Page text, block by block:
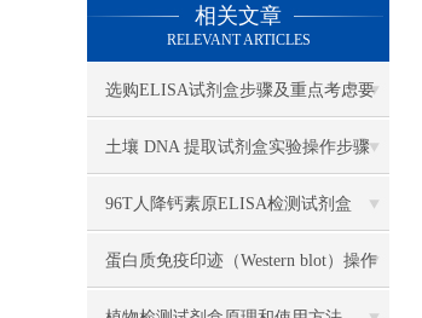
相关文章
RELEVANT ARTICLES
选购ELISA试剂盒步骤及重点考虑要
素
土壤 DNA 提取试剂盒实验操作步骤
96T人降钙素原ELISA检测试剂盒
蛋白质免疫印迹（Western blot）操作